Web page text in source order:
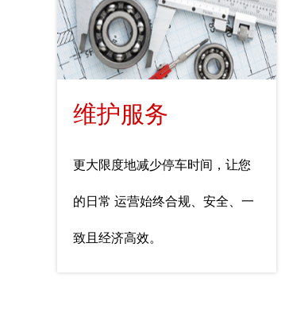
维护服务
更大限度地减少停车时间，让您
的日常 运营始终合规、安全、一
致且经济高效。